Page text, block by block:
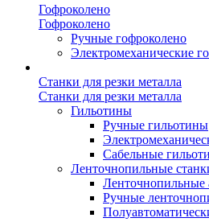
Гофроколено
Гофроколено
Ручные гофроколено
Электромеханические
Станки для резки металла
Станки для резки металла
Гильотины
Ручные гильотины
Сабельные
Ленточнопильные
Ленточнопильные
Ручные